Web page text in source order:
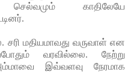
காதிலேயே
சரி மதியமாவது வருவாள் என
வரவில்லை. நேற்று
இவ்வளவு நேரமாக